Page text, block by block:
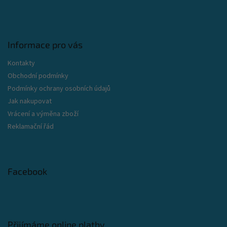
Informace pro vás
Kontakty
Obchodní podmínky
Podmínky ochrany osobních údajů
Jak nakupovat
Vrácení a výměna zboží
Reklamační řád
Facebook
Přijímáme online platby